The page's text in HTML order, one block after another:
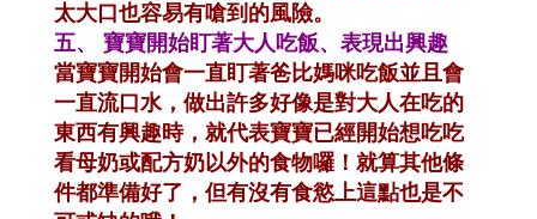
太大口也容易有嗆到的風險。
五、
寶寶開始盯著大人吃飯、表現出興趣
當寶寶開始會一直盯著爸比媽咪吃飯並且會
一直流口水，做出許多好像是對大人在吃的
東西有興趣時，就代表寶寶已經開始想吃吃
看母奶或配方奶以外的食物囉！就算其他條
件都準備好了，但有沒有食慾上這點也是不